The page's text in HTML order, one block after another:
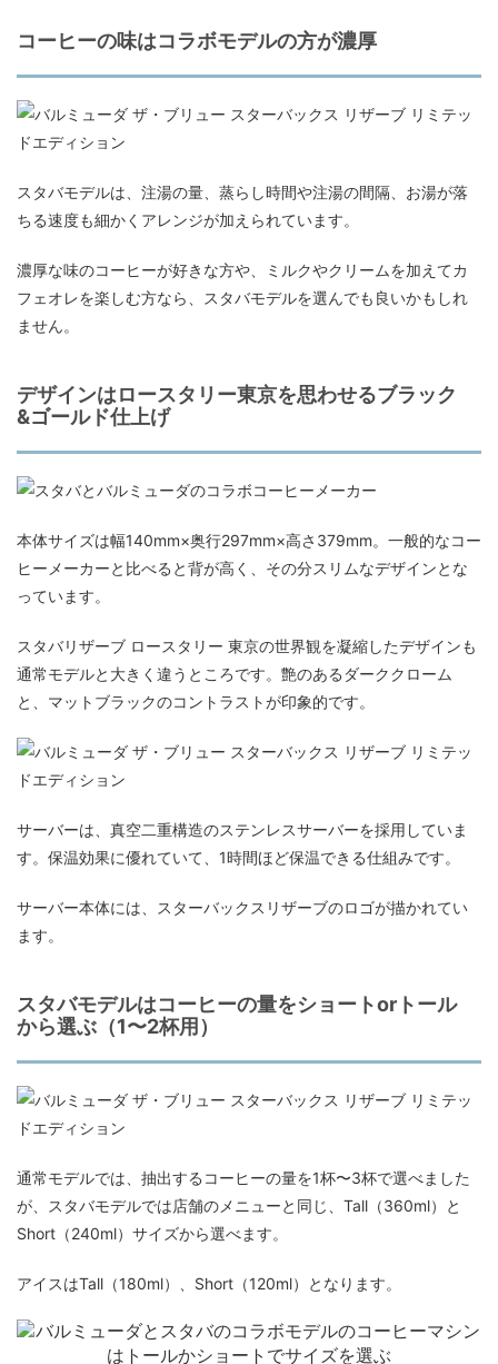
コーヒーの味はコラボモデルの方が濃厚
スタバモデルは、注湯の量、蒸らし時間や注湯の間隔、お湯が落
ちる速度も細かくアレンジが加えられています。
濃厚な味のコーヒーが好きな方や、ミルクやクリームを加えてカ
フェオレを楽しむ方なら、スタバモデルを選んでも良いかもしれ
ません。
デザインはロースタリー東京を思わせるブラック
&ゴールド仕上げ
本体サイズは幅140mm×奥行297mm×高さ379mm。一般的なコー
ヒーメーカーと比べると背が高く、その分スリムなデザインとな
っています。
スタバリザーブ ロースタリー 東京の世界観を凝縮したデザインも
通常モデルと大きく違うところです。艶のあるダーククローム
と、マットブラックのコントラストが印象的です。
サーバーは、真空二重構造のステンレスサーバーを採用していま
す。保温効果に優れていて、1時間ほど保温できる仕組みです。
サーバー本体には、スターバックスリザーブのロゴが描かれてい
ます。
スタバモデルはコーヒーの量をショートorトール
から選ぶ（1〜2杯用）
通常モデルでは、抽出するコーヒーの量を1杯〜3杯で選べました
が、スタバモデルでは店舗のメニューと同じ、Tall（360ml）と
Short（240ml）サイズから選べます。
アイスはTall（180ml）、Short（120ml）となります。